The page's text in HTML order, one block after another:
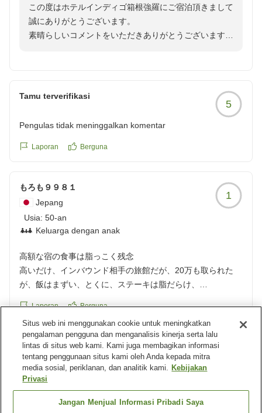
外資系ホテルということもあり、想定していた通り、宿泊客
の7〜8割ほどが外国人でした。これまで泊まってきた箱根の
旅館とは雰囲気が異なり、新鮮な気持ちで楽しめました。
場やコンビニが見えました。露天風呂も対岸から見えてしま
いそうだったため、ブラインドを閉めて入浴しました。眺望
はほとんど期待できませんが、露天風呂自体は気持ちよく利
ルのような雰囲気です。個人的には、お部屋の露天風呂で十
分だと感じました。
朝食ビュッフェは外資系ホテルらしくパンの種類が充実して
点で満席でした。
総合的に、以前から一度泊まってみたかったホテルインディ
ゴに宿泊できて満足です。
https://review.travel.rakuten.co.jp/hotel/voice/177836?
reviewId=33123477081568
この度はホテルインディゴ箱根強羅にご宿泊頂きまして
誠にありがとうございます。
素晴らしいコメントをいただきありがとうございます。
ホテルインディゴ箱根強羅
Tamu terverifikasi
5
Pengulas tidak meninggalkan komentar
Laporan Berguna
もろも９９８１
Jepang
Usia: 50-an
Keluarga dengan anak
1
高額な宿の食事は脂っこく残念
高いだけ、インバウンド相手の旅館だが、20万も取られた
が、飯はまずい、とくに、ステーキは脂だらけ、
https://review.travel.rakuten.co.jp/hotel/voice/177836?
reviewId=33123476780135
Laporan Berguna
Tamu terverifikasi
Pengulas tidak meninggalkan komentar
Berguna
Situs web ini menggunakan cookie untuk meningkatkan
pengalaman pengguna dan menganalisis kinerja serta lalu
lintas di situs web kami. Kami juga membagikan informasi
tentang penggunaan situs kami oleh Anda kepada mitra
media sosial, periklanan, dan analitik kami. Kebijakan
Privasi
Jangan Menjual Informasi Pribadi Saya